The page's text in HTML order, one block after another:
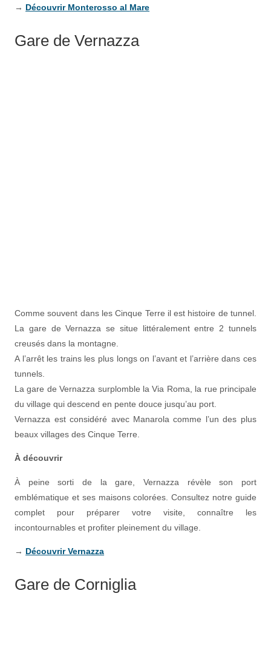
→ Découvrir Monterosso al Mare
Gare de Vernazza
Comme souvent dans les Cinque Terre il est histoire de tunnel.
La gare de Vernazza se situe littéralement entre 2 tunnels
creusés dans la montagne.
A l’arrêt les trains les plus longs on l’avant et l’arrière dans ces
tunnels.
La gare de Vernazza surplomble la Via Roma, la rue principale
du village qui descend en pente douce jusqu’au port.
Vernazza est considéré avec Manarola comme l’un des plus
beaux villages des Cinque Terre.
À découvrir
À peine sorti de la gare, Vernazza révèle son port
emblématique et ses maisons colorées. Consultez notre guide
complet pour préparer votre visite, connaître les
incontournables et profiter pleinement du village.
→ Découvrir Vernazza
Gare de Corniglia